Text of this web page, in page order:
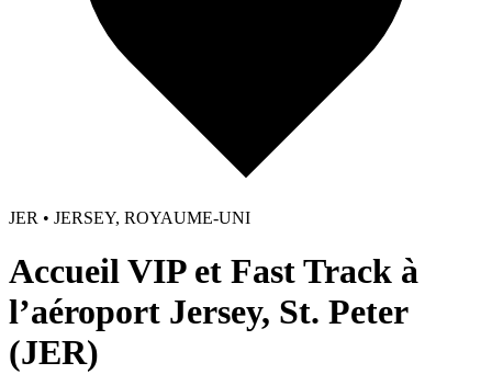
JER • JERSEY, ROYAUME-UNI
Accueil VIP et Fast Track à
l’aéroport Jersey, St. Peter
(JER)